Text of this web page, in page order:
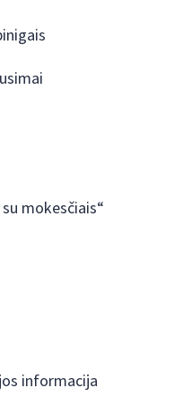
mokesčiais“
informacija